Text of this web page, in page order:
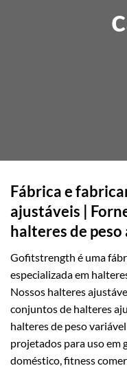
Fábrica e
ajustáveis |
halteres de
Gofitstrength é uma
especializada em
Nossos halteres
conjuntos de halteres
halteres de peso
projetados para uso em
doméstico, fitness